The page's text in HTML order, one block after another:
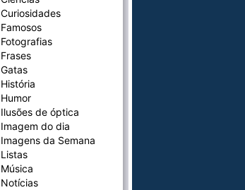
Curiosidades
Famosos
Fotografias
Frases
Gatas
História
Humor
Ilusões de óptica
Imagem do dia
Imagens da Semana
Listas
Música
Notícias